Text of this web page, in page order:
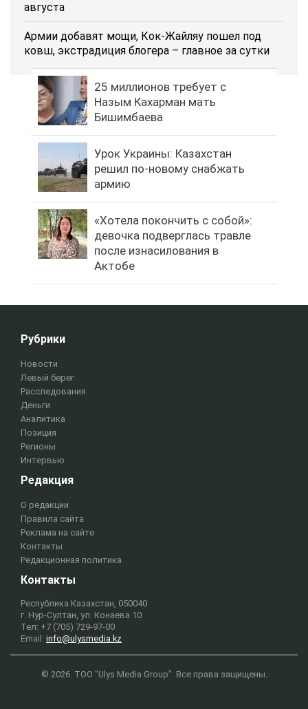
августа
Армии добавят мощи, Кок-Жайляу пошел под
ковш, экстрадиция блогера – главное за сутки
25 миллионов требует с
Назым Кахарман мать
Бишимбаева
Урок Украины: Казахстан
решил по-новому снабжать
армию
«Хотела покончить с собой»:
девочка подверглась травле
после изнасилования в
Актобе
Рубрики
Новости
Левый берег
Расследования
Деньги
Аналитика
Позиция
Регионы
Интервью
Редакция
О редакции
Правила сайта
Реклама на сайте
Контакты
Редакционная политика
Контакты
Республика Казахстан, 050040
г. Нур-Султан, ул. Конаева 10
Тел: +7 (705) 729-97-00
Email: info@ulysmedia.kz
© 2026. ТОО "Ulys Media Group". Все права защищены.